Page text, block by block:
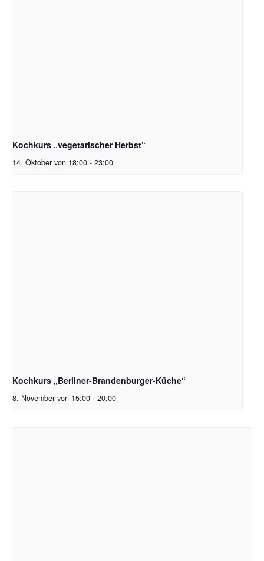
Kochkurs „vegetarischer Herbst“
14. Oktober von 18:00 - 23:00
Kochkurs „Berliner-Brandenburger-Küche“
8. November von 15:00 - 20:00